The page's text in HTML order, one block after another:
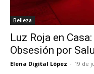
Belleza
Luz Roja en
Obsesión por
Elena Digital López - 19 de